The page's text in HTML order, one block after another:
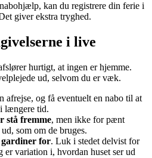
kan du registrere din ferie i
giver ekstra tryghed.
i live
hurtigt, at ingen er hjemme.
ud, selvom du er væk.
afrejse, og få eventuelt en nabo til at
længere tid.
stå fremme, men ikke for pænt
som om de bruges.
for. Luk i stedet delvist for
er variation i, hvordan huset ser ud